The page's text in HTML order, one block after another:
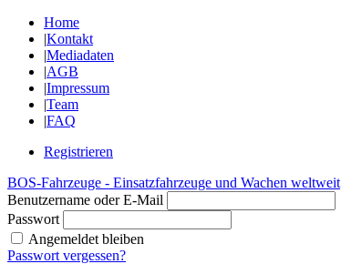
Home
|Kontakt
|Mediadaten
|AGB
|Impressum
|Team
|FAQ
Registrieren
BOS-Fahrzeuge - Einsatzfahrzeuge und Wachen weltweit
Benutzername oder E-Mail
Passwort
Angemeldet bleiben
Passwort vergessen?